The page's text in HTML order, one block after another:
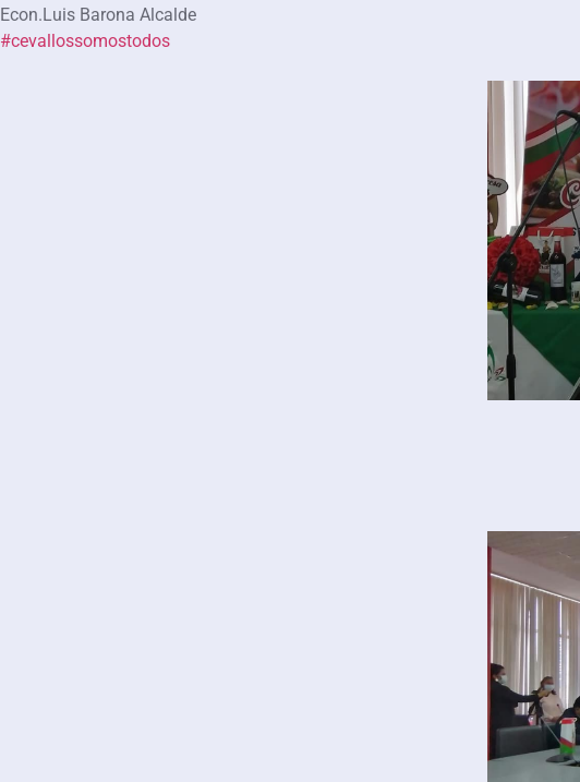
Econ.Luis Barona Alcalde
#cevallossomostodos